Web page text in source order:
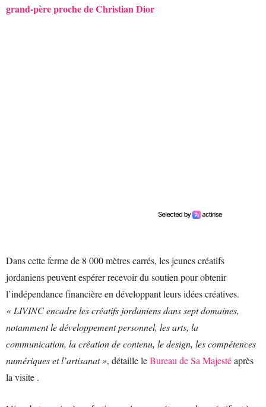
grand-père proche de Christian Dior
Dans cette ferme de 8 000 mètres carrés, les jeunes créatifs
jordaniens peuvent espérer recevoir du soutien pour obtenir
l’indépendance financière en développant leurs idées créatives.
« LIVINC encadre les créatifs jordaniens dans sept domaines,
notamment le développement personnel, les arts, la
communication, la création de contenu, le design, les compétences
numériques et l’artisanat », détaille leBureau de Sa Majestéaprès
la visite .